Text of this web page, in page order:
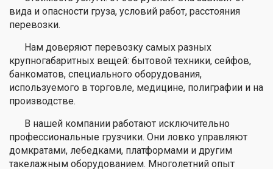
вида и опасности груза, условий работ, расстояния
перевозки.
Нам доверяют перевозку самых разных
крупногабаритных вещей: бытовой техники, сейфов,
банкоматов, специального оборудования,
используемого в торговле, медицине, полиграфии и на
производстве.
В нашей компании работают исключительно
профессиональные грузчики. Они ловко управляют
домкратами, лебедками, платформами и другим
такелажным оборудованием. Многолетний опыт